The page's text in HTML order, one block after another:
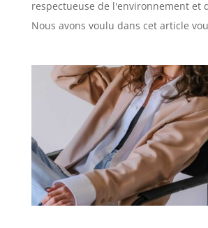
respectueuse de l'environnement et
Nous avons voulu dans cet article